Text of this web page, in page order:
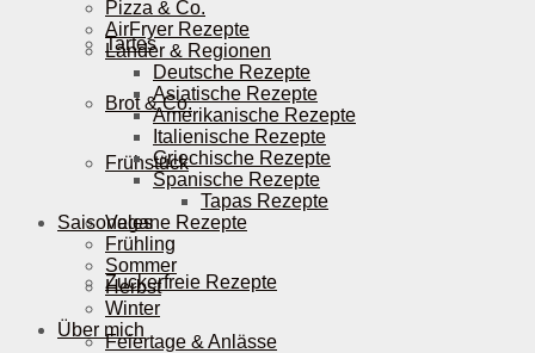
Tartes
Brot & Co.
Frühstück
Vegane Rezepte
Zuckerfreie Rezepte
Feiertage & Anlässe
Pizza & Co.
AirFryer Rezepte
Länder & Regionen
Deutsche Rezepte
Asiatische Rezepte
Amerikanische Rezepte
Italienische Rezepte
Griechische Rezepte
Spanische Rezepte
Tapas Rezepte
Saisonales
Frühling
Sommer
Herbst
Winter
Über mich